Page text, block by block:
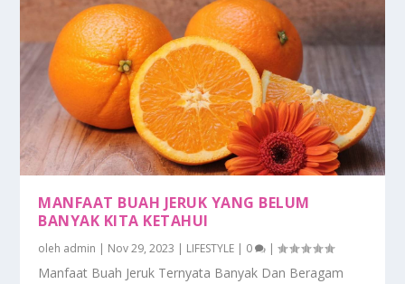
MANFAAT BUAH JERUK YANG BELUM
BANYAK KITA KETAHUI
oleh admin | Nov 29, 2023 | LIFESTYLE | 0 |
Manfaat Buah Jeruk Ternyata Banyak Dan Beragam